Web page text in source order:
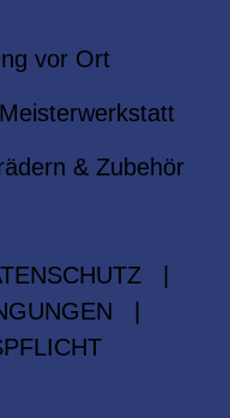
vor Ort
& Zubehör